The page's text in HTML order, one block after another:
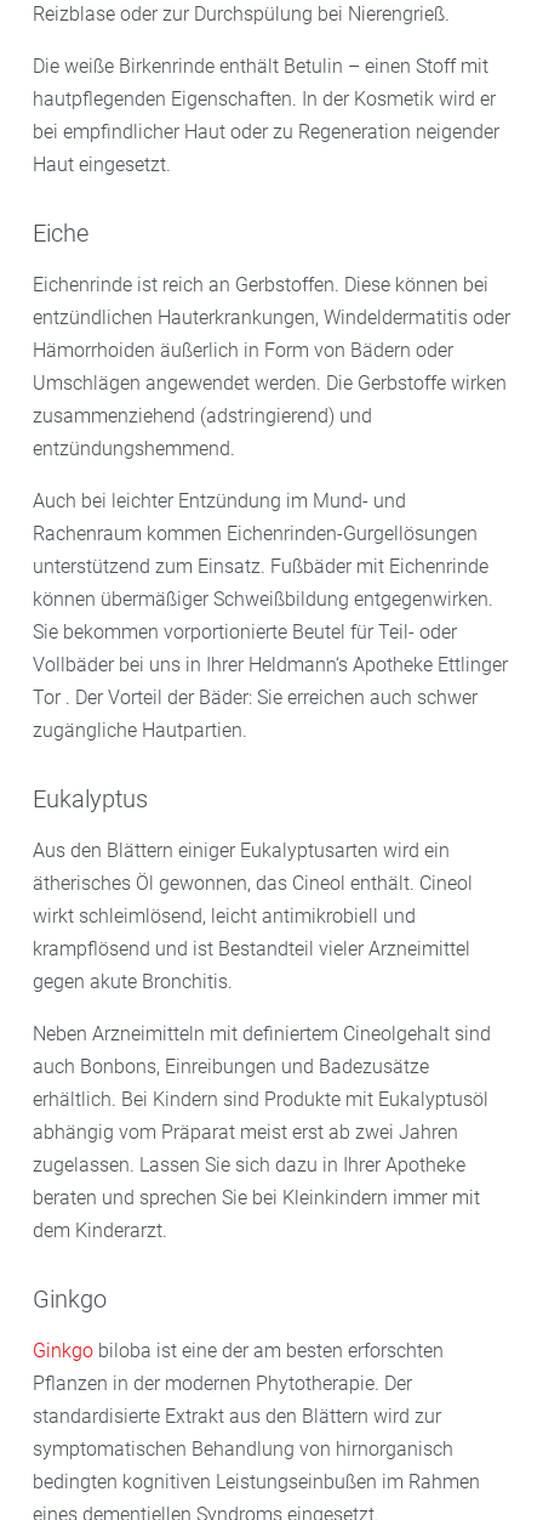
Reizblase oder zur Durchspülung bei Nierengrieß.
Die weiße Birkenrinde enthält Betulin – einen Stoff mit
hautpflegenden Eigenschaften. In der Kosmetik wird er
bei empfindlicher Haut oder zu Regeneration neigender
Haut eingesetzt.
Eiche
Eichenrinde ist reich an Gerbstoffen. Diese können bei
entzündlichen Hauterkrankungen, Windeldermatitis oder
Hämorrhoiden äußerlich in Form von Bädern oder
Umschlägen angewendet werden. Die Gerbstoffe wirken
zusammenziehend (adstringierend) und
entzündungshemmend.
Auch bei leichter Entzündung im Mund- und
Rachenraum kommen Eichenrinden-Gurgellösungen
unterstützend zum Einsatz. Fußbäder mit Eichenrinde
können übermäßiger Schweißbildung entgegenwirken.
Sie bekommen vorportionierte Beutel für Teil- oder
Vollbäder bei uns in Ihrer Heldmann‘s Apotheke Ettlinger
Tor . Der Vorteil der Bäder: Sie erreichen auch schwer
zugängliche Hautpartien.
Eukalyptus
Aus den Blättern einiger Eukalyptusarten wird ein
ätherisches Öl gewonnen, das Cineol enthält. Cineol
wirkt schleimlösend, leicht antimikrobiell und
krampflösend und ist Bestandteil vieler Arzneimittel
gegen akute Bronchitis.
Neben Arzneimitteln mit definiertem Cineolgehalt sind
auch Bonbons, Einreibungen und Badezusätze
erhältlich. Bei Kindern sind Produkte mit Eukalyptusöl
abhängig vom Präparat meist erst ab zwei Jahren
zugelassen. Lassen Sie sich dazu in Ihrer Apotheke
beraten und sprechen Sie bei Kleinkindern immer mit
dem Kinderarzt.
Ginkgo
Ginkgo biloba ist eine der am besten erforschten
Pflanzen in der modernen Phytotherapie. Der
standardisierte Extrakt aus den Blättern wird zur
symptomatischen Behandlung von hirnorganisch
bedingten kognitiven Leistungseinbußen im Rahmen
eines dementiellen Syndroms eingesetzt.